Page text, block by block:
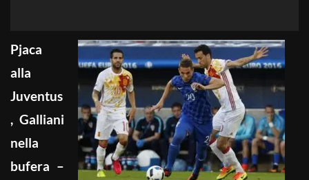
Pjaca
alla
Juventus
, Galliani
nella
bufera –